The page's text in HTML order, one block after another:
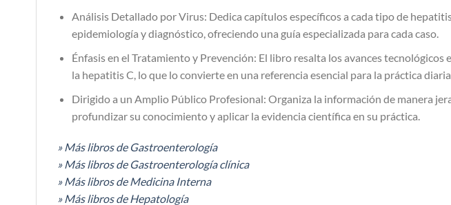
Análisis Detallado por Virus: Dedica capítulos específicos a cada tipo de
epidemiología y diagnóstico, ofreciendo una guía especializada para cada caso.
Énfasis en el Tratamiento y Prevención: El libro resalta los avances
la hepatitis C, lo que lo convierte en una referencia esencial para la práctica
Dirigido a un Amplio Público Profesional: Organiza la información de manera
profundizar su conocimiento y aplicar la evidencia científica en su práctica.
» Más libros de Gastroenterología
» Más libros de Gastroenterología clínica
» Más libros de Medicina Interna
» Más libros de Hepatología